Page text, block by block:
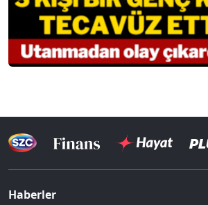
Haberler